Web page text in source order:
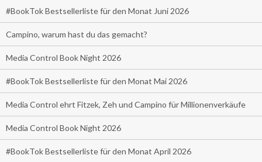
#BookTok Bestsellerliste für den Monat Juni 2026
Campino, warum hast du das gemacht?
Media Control Book Night 2026
#BookTok Bestsellerliste für den Monat Mai 2026
Media Control ehrt Fitzek, Zeh und Campino für Millionenverkäufe
Media Control Book Night 2026
#BookTok Bestsellerliste für den Monat April 2026